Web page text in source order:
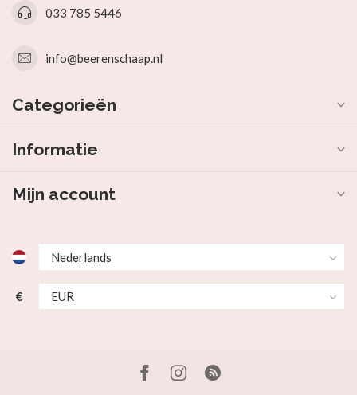
033 785 5446
info@beerenschaap.nl
Categorieën
Informatie
Mijn account
€